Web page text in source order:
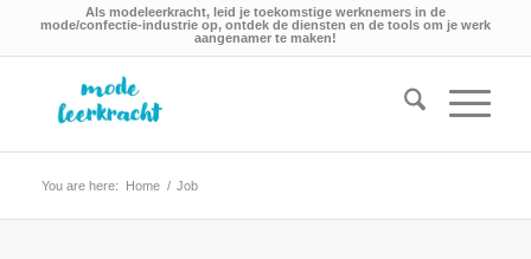
Als modeleerkracht, leid je toekomstige werknemers in de
mode/confectie-industrie op, ontdek de diensten en de tools om je werk
aangenamer te maken!
You are here: Home / Job